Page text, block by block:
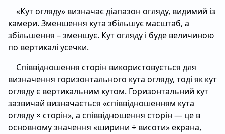
«Кут огляду» визначає діапазон огляду, видимий із
камери. Зменшення кута збільшує масштаб, а
збільшення – зменшує. Кут огляду і буде величиною
по вертикалі усечки.
Співвідношення сторін використовується для
визначення горизонтального кута огляду, тоді як кут
огляду є вертикальним кутом. Горизонтальний кут
зазвичай визначається «співвідношенням кута
огляду × сторін», а співвідношення сторін — це в
основному значення «ширини ÷ висоти» екрана,